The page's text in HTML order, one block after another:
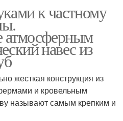
к частному
атмосферным
навес из
жесткая конструкция из
и кровельным
называют самым крепким и